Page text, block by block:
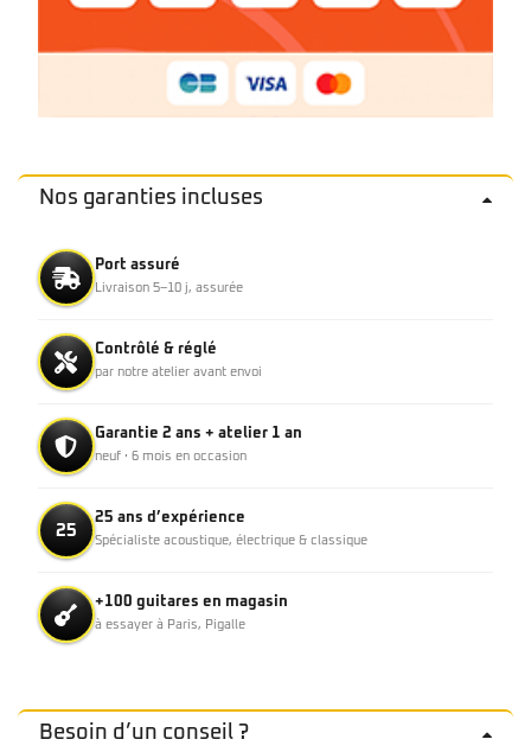
Nos garanties incluses
Port assuré
Livraison 5–10 j, assurée
Contrôlé & réglé
par notre atelier avant envoi
Garantie 2 ans + atelier 1 an
neuf · 6 mois en occasion
25
25 ans d’expérience
Spécialiste acoustique, électrique & classique
+100 guitares en magasin
à essayer à Paris, Pigalle
Besoin d’un conseil ?